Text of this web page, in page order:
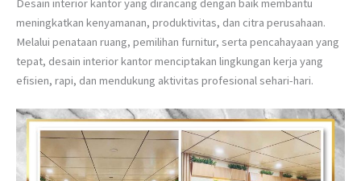
Desain interior kantor yang dirancang dengan baik membantu
meningkatkan kenyamanan, produktivitas, dan citra perusahaan.
Melalui penataan ruang, pemilihan furnitur, serta pencahayaan yang
tepat, desain interior kantor menciptakan lingkungan kerja yang
efisien, rapi, dan mendukung aktivitas profesional sehari-hari.